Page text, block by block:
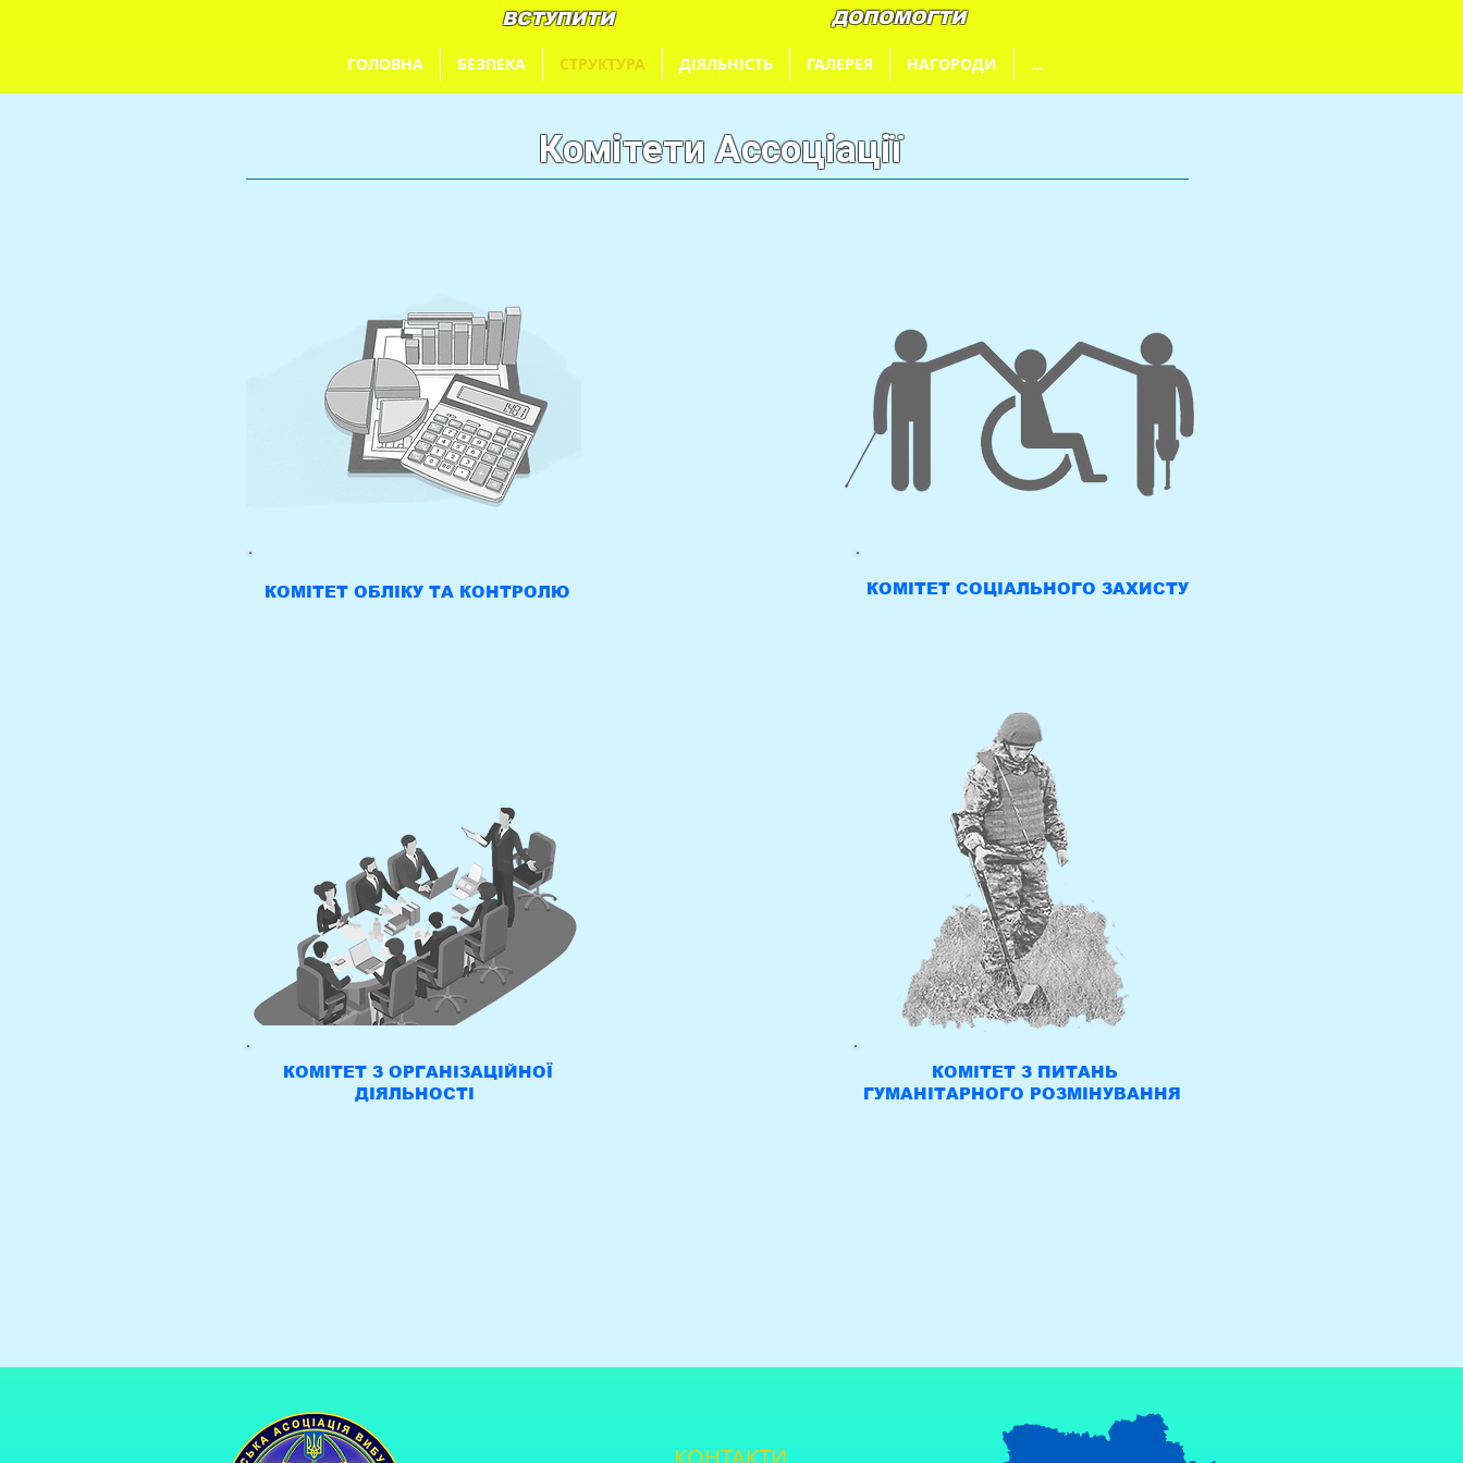
ВСТУПИТИ ДОПОМОГТИ
ГОЛОВНА БЕЗПЕКА СТРУКТУРА ДІЯЛЬНІСТЬ ГАЛЕРЕЯ НАГОРОДИ ...
Комітети Ассоціації
КОМІТЕТ ОБЛІКУ ТА КОНТРОЛЮ
КОМІТЕТ З ОРГАНІЗАЦІЙНОЇ
ДІЯЛЬНОСТІ
КОМІТЕТ СОЦІАЛЬНОГО ЗАХИСТУ
КОМІТЕТ З ПИТАНЬ
ГУМАНІТАРНОГО РОЗМІНУВАННЯ
КОНТАКТИ